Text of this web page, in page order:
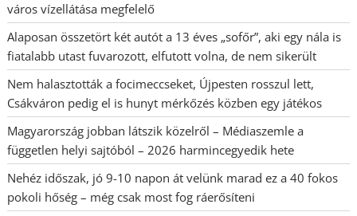
város vízellátása megfelelő
Alaposan összetört két autót a 13 éves „sofőr”, aki egy nála is
fiatalabb utast fuvarozott, elfutott volna, de nem sikerült
Nem halasztották a focimeccseket, Újpesten rosszul lett,
Csákváron pedig el is hunyt mérkőzés közben egy játékos
Magyarország jobban látszik közelről – Médiaszemle a
független helyi sajtóból – 2026 harmincegyedik hete
Nehéz időszak, jó 9-10 napon át velünk marad ez a 40 fokos
pokoli hőség – még csak most fog ráerősíteni